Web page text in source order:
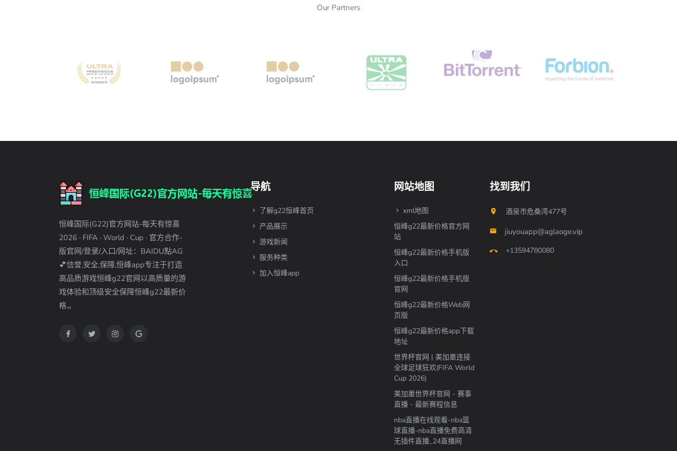
Our Partners
恒峰国际(G22)官方网站-每天有惊喜
2026 · FIFA · World · Cup · 官方合作-
版官网/登录/入口/网址：BAIDU點AG
💕信誉,安全,保障,恒峰app专注于打造
高品质游戏恒峰g22官网以高质量的游
戏体验和顶级安全保障恒峰g22最新价
格.。
导航
了解g22恒峰首页
产品展示
游戏新闻
服务种类
加入恒峰app
网站地图
xml地图
恒峰g22最新价格官方网
站
恒峰g22最新价格手机版
入口
恒峰g22最新价格手机版
官网
恒峰g22最新价格Web网
页版
恒峰g22最新价格app下载
地址
世界杯官网 | 美加墨连接
全球足球狂欢(FIFA World
Cup 2026)
美加墨世界杯官网 - 赛事
直播 - 最新赛程信息
nba直播在线观看-nba篮
球直播-nba直播免费高清
无插件直播_24直播网
找到我们
酒泉市危桑湾477号
jiuyouapp@aglaoge.vip
+13594780080